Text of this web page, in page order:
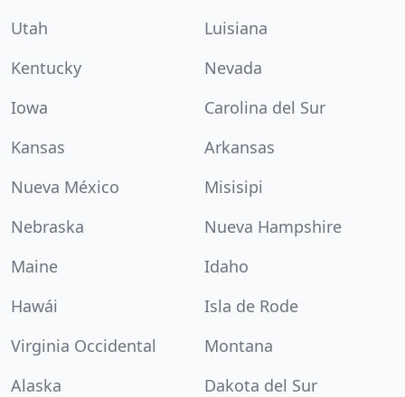
Utah
Luisiana
Kentucky
Nevada
Iowa
Carolina del Sur
Kansas
Arkansas
Nueva México
Misisipi
Nebraska
Nueva Hampshire
Maine
Idaho
Hawái
Isla de Rode
Virginia Occidental
Montana
Alaska
Dakota del Sur